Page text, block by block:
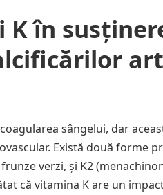
K în
sângelui, dar
Există două forme
verzi, și K2
că vitamina K are un